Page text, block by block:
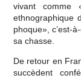
vivant comme
ethnographique
phoque», c’est-
sa chasse.
De retour en
succèdent